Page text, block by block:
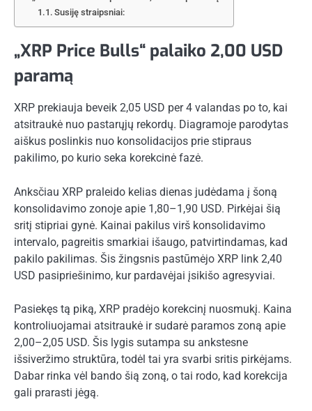
Susiję straipsniai:
„XRP Price Bulls“ palaiko 2,00 USD
paramą
XRP prekiauja beveik 2,05 USD per 4 valandas po to, kai
atsitraukė nuo pastarųjų rekordų. Diagramoje parodytas
aiškus poslinkis nuo konsolidacijos prie stipraus
pakilimo, po kurio seka korekcinė fazė.
Anksčiau XRP praleido kelias dienas judėdama į šoną
konsolidavimo zonoje apie 1,80–1,90 USD. Pirkėjai šią
sritį stipriai gynė. Kainai pakilus virš konsolidavimo
intervalo, pagreitis smarkiai išaugo, patvirtindamas, kad
pakilo pakilimas. Šis žingsnis pastūmėjo XRP link 2,40
USD pasipriešinimo, kur pardavėjai įsikišo agresyviai.
Pasiekęs tą piką, XRP pradėjo korekcinį nuosmukį. Kaina
kontroliuojamai atsitraukė ir sudarė paramos zoną apie
2,00–2,05 USD. Šis lygis sutampa su ankstesne
išsiveržimo struktūra, todėl tai yra svarbi sritis pirkėjams.
Dabar rinka vėl bando šią zoną, o tai rodo, kad korekcija
gali prarasti jėgą.